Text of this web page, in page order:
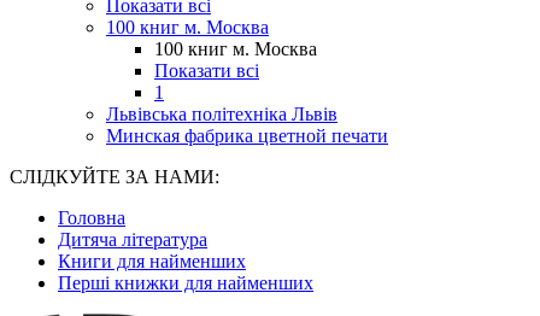
Показати всі
100 книг м. Москва
100 книг м. Москва
Показати всі
1
Львівська політехніка Львів
Минская фабрика цветной печати
СЛІДКУЙТЕ ЗА НАМИ:
Головна
Дитяча література
Книги для найменших
Перші книжки для найменших